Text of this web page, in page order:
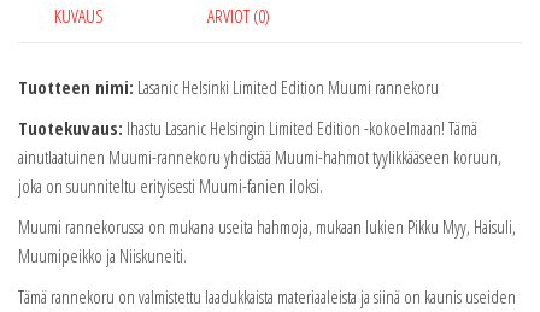
KUVAUS ARVIOT (0)
Tuotteen nimi: Lasanic Helsinki Limited Edition Muumi rannekoru
Tuotekuvaus: Ihastu Lasanic Helsingin Limited Edition -kokoelmaan! Tämä
ainutlaatuinen Muumi-rannekoru yhdistää Muumi-hahmot tyylikkääseen koruun,
joka on suunniteltu erityisesti Muumi-fanien iloksi.
Muumi rannekorussa on mukana useita hahmoja, mukaan lukien Pikku Myy, Haisuli,
Muumipeikko ja Niiskuneiti.
Tämä rannekoru on valmistettu laadukkaista materiaaleista ja siinä on kaunis useiden